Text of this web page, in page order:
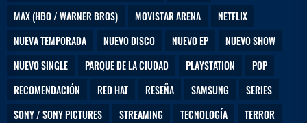
MAX (HBO / WARNER BROS)
MOVISTAR ARENA
NETFLIX
NUEVA TEMPORADA
NUEVO DISCO NUEVO EP
NUEVO SHOW
NUEVO SINGLE
PARQUE DE LA CIUDAD PLAYSTATION
POP
RECOMENDACIÓN
RED HAT RESEÑA SAMSUNG
SERIES
SONY / SONY PICTURES
STREAMING TECNOLOGÍA
TERROR